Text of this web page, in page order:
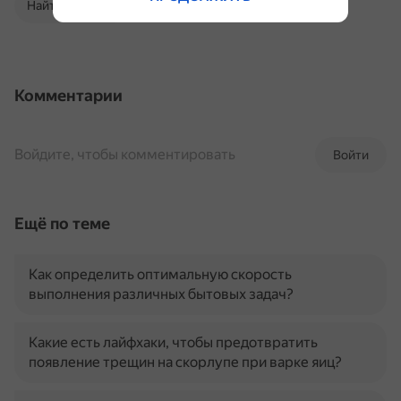
Найти в Поиске
Комментарии
Войти
Войдите, чтобы комментировать
Ещё по теме
Как определить оптимальную скорость
выполнения различных бытовых задач?
Какие есть лайфхаки, чтобы предотвратить
появление трещин на скорлупе при варке яиц?